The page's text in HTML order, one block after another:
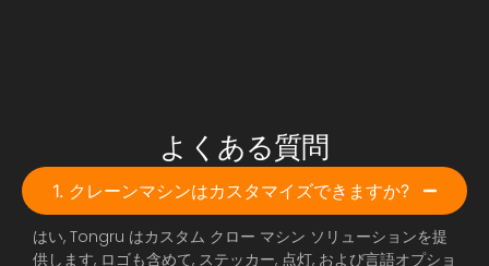
よくある質問
1. クレーンマシンはカスタマイズできますか?
はい, Tongru はカスタム クロー マシン ソリューションを提
供します, ロゴも含めて, ステッカー, 点灯, および言語オプショ